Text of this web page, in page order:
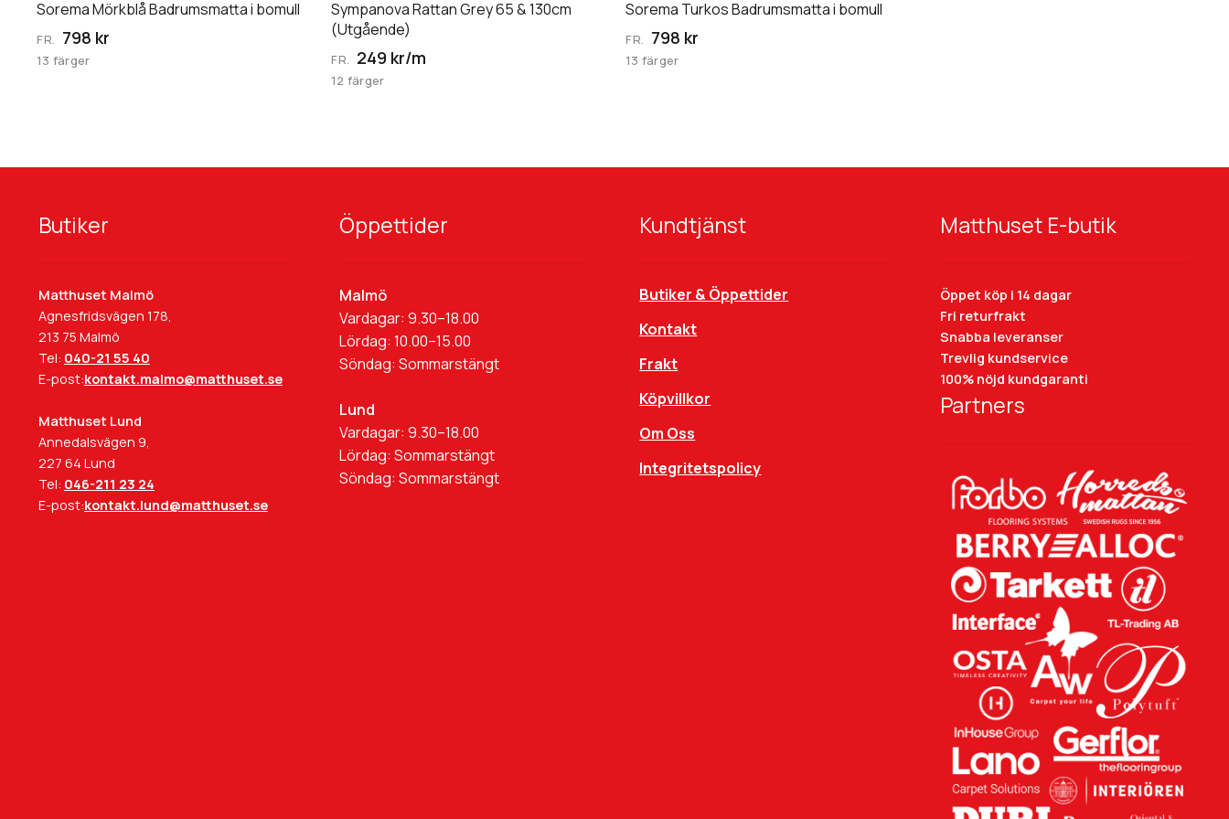
Sorema Mörkblå Badrumsmatta i bomull
FR. 798 kr
13 färger
kan
väljas
på
produktsidan
Sympanova Rattan Grey 65 & 130cm
(Utgående)
FR. 249 kr/m
12 färger
Sorema Turkos Badrumsmatta i bomull
FR. 798 kr
13 färger
kan
väljas
på
produktsidan
Butiker
Matthuset Malmö
Agnesfridsvägen 178,
213 75 Malmö
Tel: 040-21 55 40
E-post:kontakt.malmo@matthuset.se
Matthuset Lund
Annedalsvägen 9,
227 64 Lund
Tel: 046-211 23 24
E-post:kontakt.lund@matthuset.se
Öppettider
Malmö
Vardagar: 9.30–18.00
Lördag: 10.00–15.00
Söndag: Sommarstängt
Lund
Vardagar: 9.30–18.00
Lördag: Sommarstängt
Söndag: Sommarstängt
Kundtjänst
Butiker & Öppettider
Kontakt
Frakt
Köpvillkor
Om Oss
Integritetspolicy
Matthuset E-butik
Öppet köp i 14 dagar
Fri returfrakt
Snabba leveranser
Trevlig kundservice
100% nöjd kundgaranti
Partners